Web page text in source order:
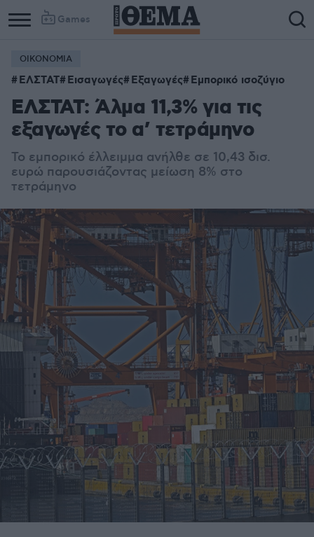
Games
ΟΙΚΟΝΟΜΙΑ
ΕΛΣΤΑΤ Εισαγωγές Εξαγωγές Εμπορικό ισοζύγιο
ΕΛΣΤΑΤ: Άλμα 11,3% για τις
εξαγωγές το α’ τετράμηνο
Το εμπορικό έλλειμμα ανήλθε σε 10,43 δισ.
ευρώ παρουσιάζοντας μείωση 8% στο
τετράμηνο